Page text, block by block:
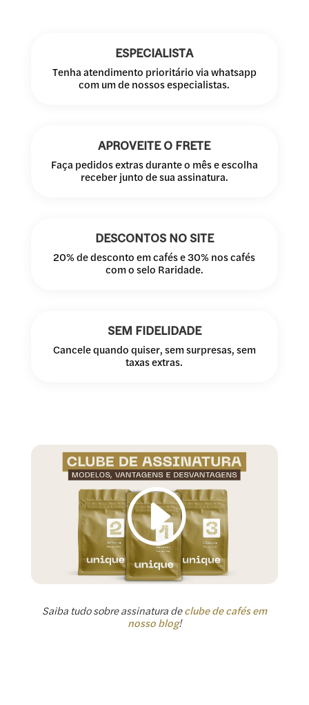
ESPECIALISTA
Tenha atendimento prioritário via whatsapp
com um de nossos especialistas.
APROVEITE O FRETE
Faça pedidos extras durante o mês e escolha
receber junto de sua assinatura.
DESCONTOS NO SITE
20% de desconto em cafés e 30% nos cafés
com o selo Raridade.
SEM FIDELIDADE
Cancele quando quiser, sem surpresas, sem
taxas extras.
Saiba tudo sobre assinatura declube de cafés em
nosso blog!